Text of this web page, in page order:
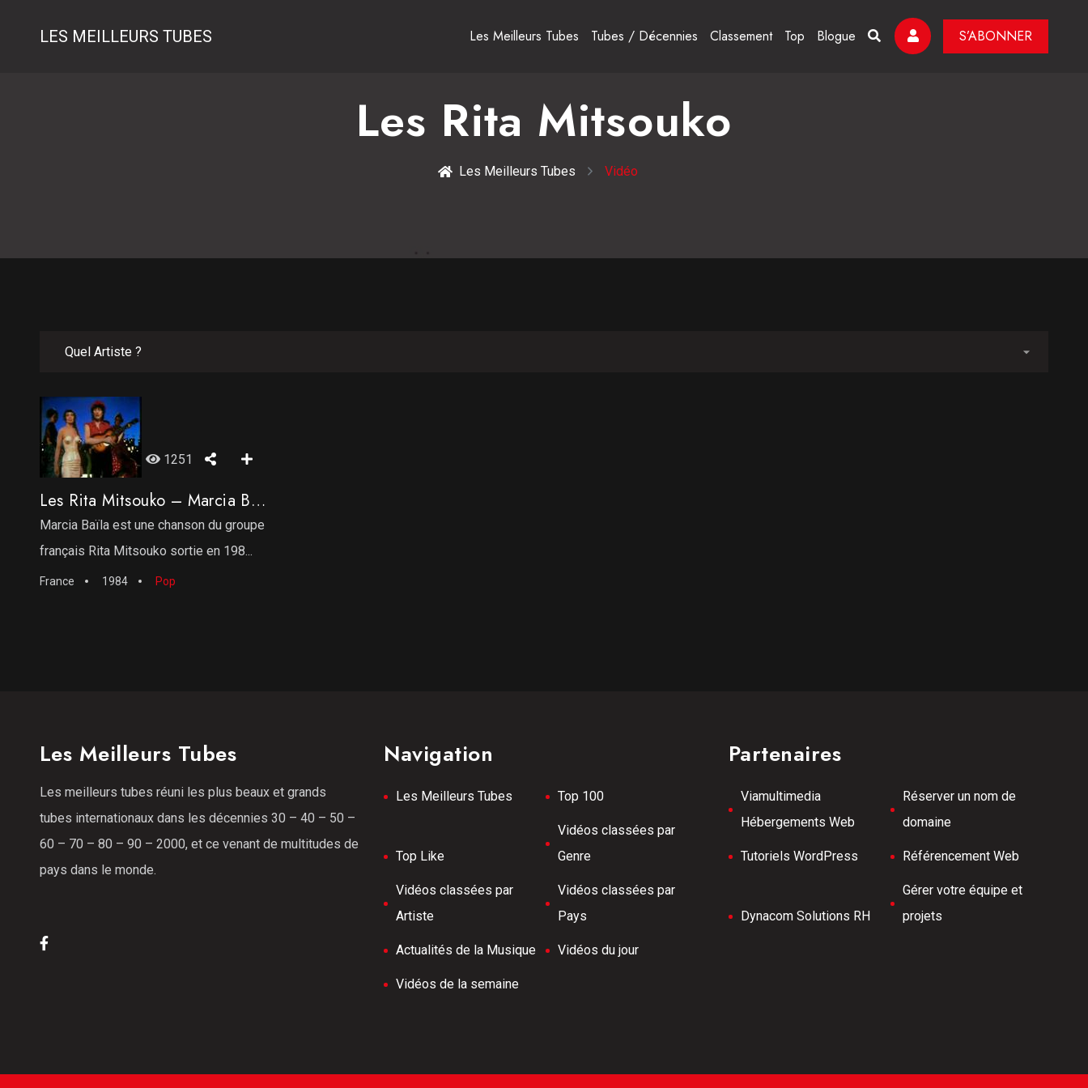
LES MEILLEURS TUBES Les Meilleurs Tubes Tubes / Décennies Classement Top Blogue S’ABONNER
Les Rita Mitsouko
Les Meilleurs Tubes Vidéo
1251
Les Rita Mitsouko – Marcia Baila
Marcia Baïla est une chanson du groupe
français Rita Mitsouko sortie en 198...
France 1984 Pop
Les Meilleurs Tubes
Les meilleurs tubes réuni les plus beaux et grands
tubes internationaux dans les décennies 30 – 40 – 50 –
60 – 70 – 80 – 90 – 2000, et ce venant de multitudes de
pays dans le monde.
Navigation
Les Meilleurs Tubes Top 100
Top Like
Vidéos classées par
Genre
Vidéos classées par
Artiste
Vidéos classées par
Pays
Actualités de la Musique Vidéos du jour
Vidéos de la semaine
Partenaires
Viamultimedia
Hébergements Web
Réserver un nom de
domaine
Tutoriels WordPress Référencement Web
Dynacom Solutions RH
Gérer votre équipe et
projets